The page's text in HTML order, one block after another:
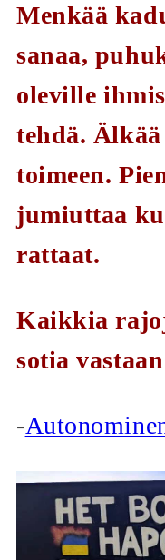
Menkää
sanaa,
oleville
tehdä.
toimeen.
jumiuttaa
rattaat.
Kaikkia
sotia
-